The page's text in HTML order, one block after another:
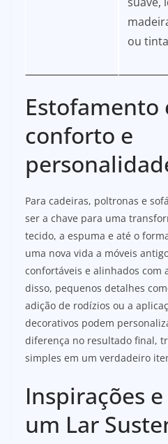
ou
Estofamento
conforto e
Para cadeiras, poltronas e
ser a chave para uma
tecido, a espuma e até o
uma nova vida a móveis
confortáveis e alinhados com
disso, pequenos detalhes
adição de rodízios ou a
decorativos podem
diferença no resultado final,
simples em um verdadeiro
Inspirações
um Lar